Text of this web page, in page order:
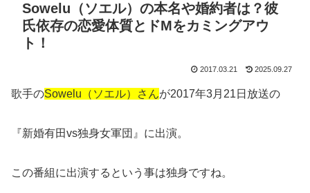
Sowelu（ソエル）の本名や婚約者は？彼
氏依存の恋愛体質とドMをカミングアウ
ト！
2017.03.21 2025.09.27
歌手のSowelu（ソエル）さんが2017年3月21日放送の
『新婚有田vs独身女軍団』に出演。
この番組に出演するという事は独身ですね。